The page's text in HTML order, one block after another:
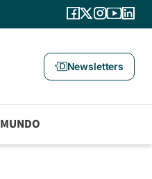
Newsletters
MUNDO